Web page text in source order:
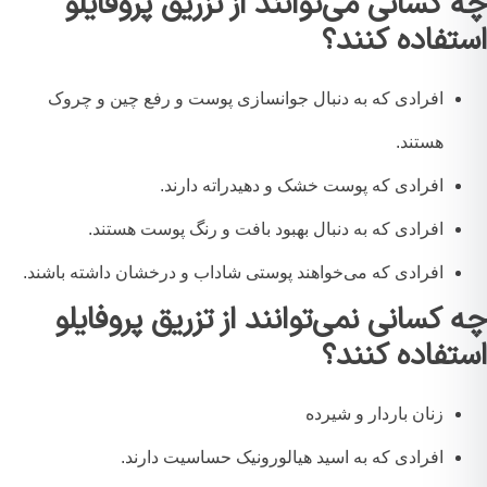
کنند؟
افرادی که به دنبال جوانسازی پوست و رفع چین و چروک
هستند.
افرادی که پوست خشک و دهیدراته دارند.
افرادی که به دنبال بهبود بافت و رنگ پوست هستند.
افرادی که می‌خواهند پوستی شاداب و درخشان داشته باشند.
کسانی نمی‌توانند از تزریق پروفایلو
کنند؟
زنان باردار و شیرده
افرادی که به اسید هیالورونیک حساسیت دارند.